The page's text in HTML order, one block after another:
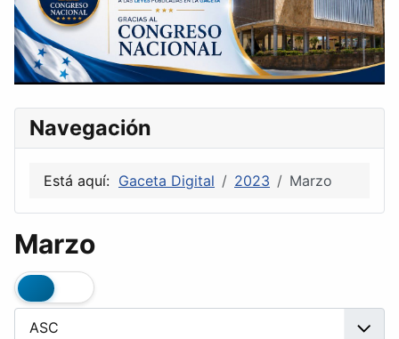
Navegación
Está aquí: Gaceta Digital 2023 Marzo
Marzo